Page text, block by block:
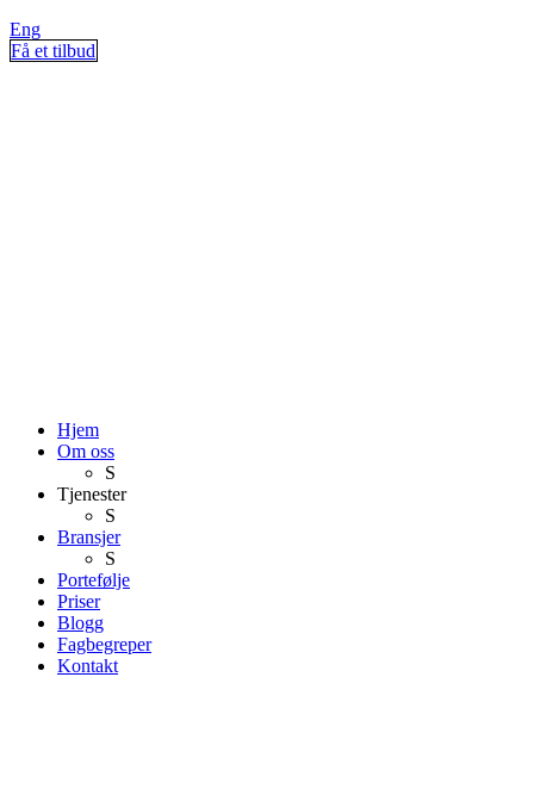
Eng
Få et tilbud
Hjem
Om oss
S
Tjenester
S
Bransjer
S
Portefølje
Priser
Blogg
Fagbegreper
Kontakt